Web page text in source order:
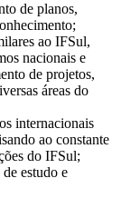
de planos,
ao IFSul,
nacionais e
de projetos,
áreas do
internacionais
ao constante
do IFSul;
estudo e